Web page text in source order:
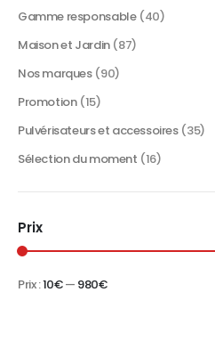
page
Gamme responsable (40)
Maison et Jardin (87)
Nos marques (90)
Promotion (15)
Pulvérisateurs et accessoires (35)
Sélection du moment (16)
Prix
Prix :10€— 980€